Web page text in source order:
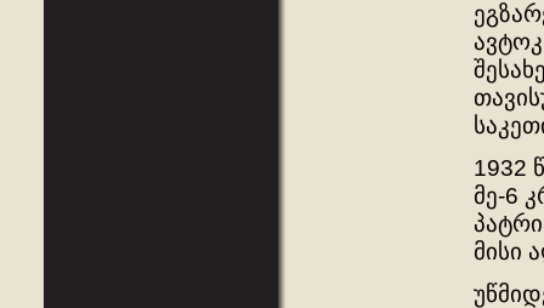
1932
მე-6
მისი